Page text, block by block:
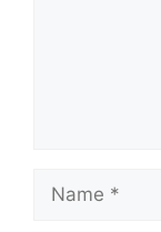
Name